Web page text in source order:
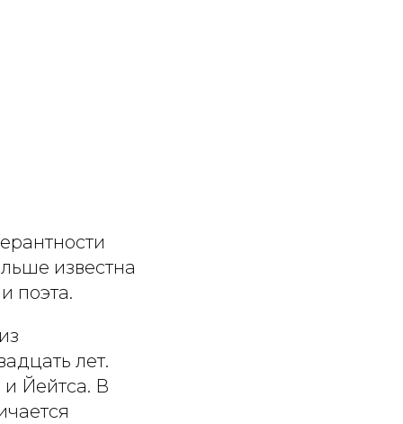
известна
поэта.
лет.
Йейтса. В